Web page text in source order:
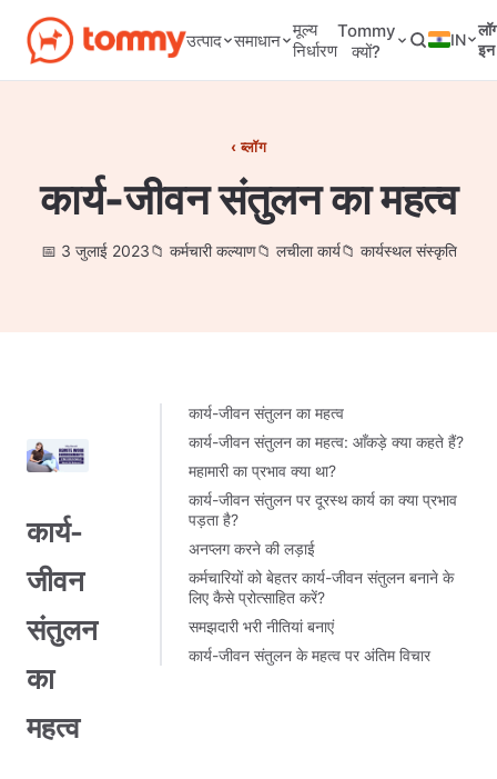
उत्पाद समाधान
मूल्य
निर्धारण
Tommy
क्यों?
IN
इन
ब्लॉग
कार्य-जीवन संतुलन का महत्व
3 जुलाई 2023 कर्मचारी कल्याण लचीला कार्य कार्यस्थल संस्कृति
कार्य-
जीवन
संतुलन
का
महत्व
कार्य-जीवन संतुलन का महत्व
कार्य-जीवन संतुलन का महत्व: आँकड़े क्या कहते हैं?
महामारी का प्रभाव क्या था?
कार्य-जीवन संतुलन पर दूरस्थ कार्य का क्या प्रभाव
पड़ता है?
अनप्लग करने की लड़ाई
कर्मचारियों को बेहतर कार्य-जीवन संतुलन बनाने के
लिए कैसे प्रोत्साहित करें?
समझदारी भरी नीतियां बनाएं
कार्य-जीवन संतुलन के महत्व पर अंतिम विचार